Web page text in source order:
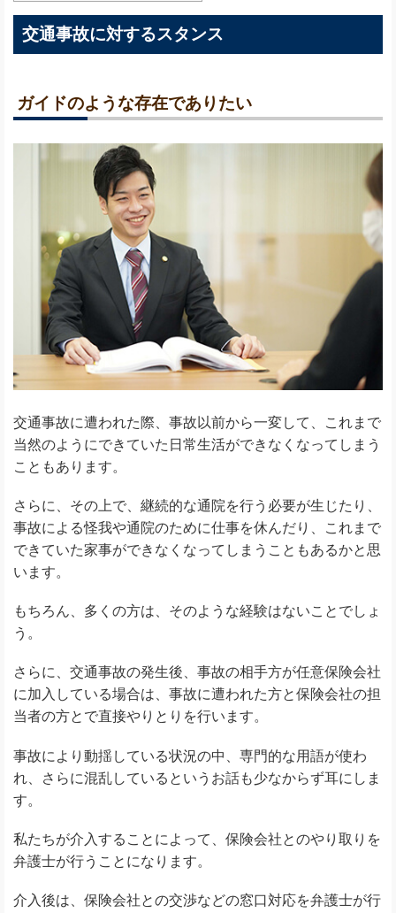
交通事故に対するスタンス
ガイドのような存在でありたい
交通事故に遭われた際、事故以前から一変して、これまで
当然のようにできていた日常生活ができなくなってしまう
こともあります。
さらに、その上で、継続的な通院を行う必要が生じたり、
事故による怪我や通院のために仕事を休んだり、これまで
できていた家事ができなくなってしまうこともあるかと思
います。
もちろん、多くの方は、そのような経験はないことでしょ
う。
さらに、交通事故の発生後、事故の相手方が任意保険会社
に加入している場合は、事故に遭われた方と保険会社の担
当者の方とで直接やりとりを行います。
事故により動揺している状況の中、専門的な用語が使わ
れ、さらに混乱しているというお話も少なからず耳にしま
す。
私たちが介入することによって、保険会社とのやり取りを
弁護士が行うことになります。
介入後は、保険会社との交渉などの窓口対応を弁護士が行